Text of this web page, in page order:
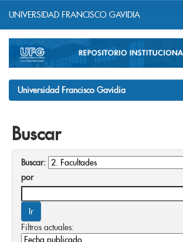
navigation
UNIVERSIDAD FRANCISCO GAVIDIA
Universidad Francisco Gavidia
Buscar
Buscar:
por
Filtros actuales: